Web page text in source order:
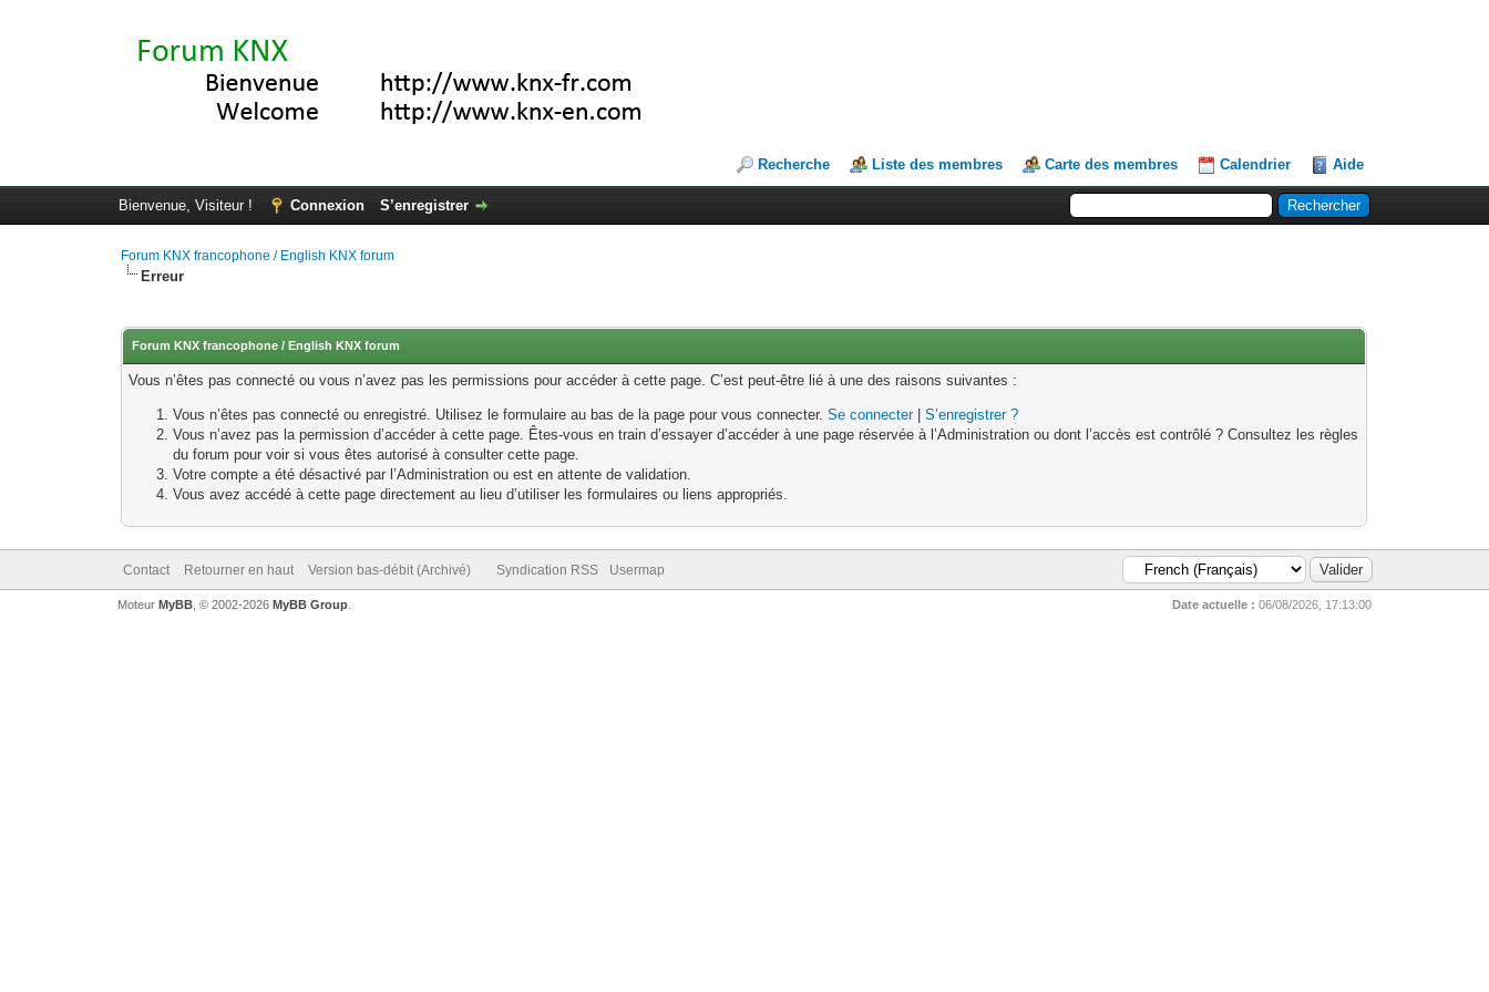
Recherche Liste des membres Carte des membres Calendrier Aide
Bienvenue, Visiteur ! Connexion S’enregistrer
Forum KNX francophone / English KNX forum
Erreur
Forum KNX francophone / English KNX forum
Vous n’êtes pas connecté ou vous n’avez pas les permissions pour accéder à cette page. C’est peut-être lié à une des raisons suivantes :
Vous n’êtes pas connecté ou enregistré. Utilisez le formulaire au bas de la page pour vous connecter.Se connecter|S’enregistrer ?
Vous n’avez pas la permission d’accéder à cette page. Êtes-vous en train d’essayer d’accéder à une page réservée à l’Administration ou dont l’accès est contrôlé ? Consultez les règles
du forum pour voir si vous êtes autorisé à consulter cette page.
Votre compte a été désactivé par l’Administration ou est en attente de validation.
Vous avez accédé à cette page directement au lieu d’utiliser les formulaires ou liens appropriés.
Contact Retourner en haut Version bas-débit (Archivé) Syndication RSS Usermap
Date actuelle : 06/08/2026, 17:13:00
Moteur MyBB, © 2002-2026 MyBB Group.